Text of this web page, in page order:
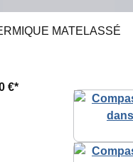
MATELASSÉ
€*